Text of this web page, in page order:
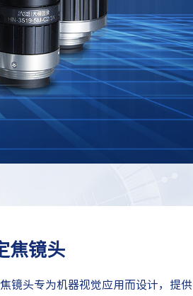
焦镜头
镜头专为机器视觉应用而设计，提供